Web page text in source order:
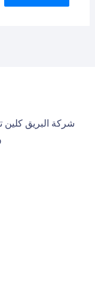
شركة البريق كلين